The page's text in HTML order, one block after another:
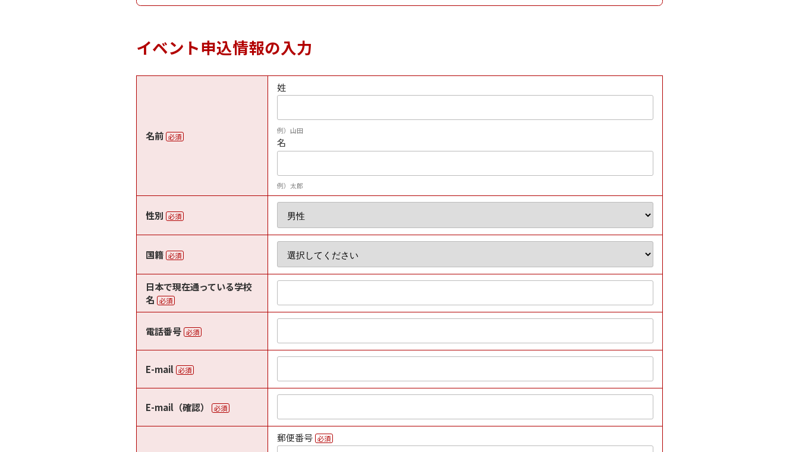
イベント申込情報の入力
名前 必須
姓
例）山田
名
例）太郎
性別 必須
国籍 必須
日本で現在通っている学校
名 必須
電話番号 必須
E-mail 必須
E-mail（確認） 必須
郵便番号 必須